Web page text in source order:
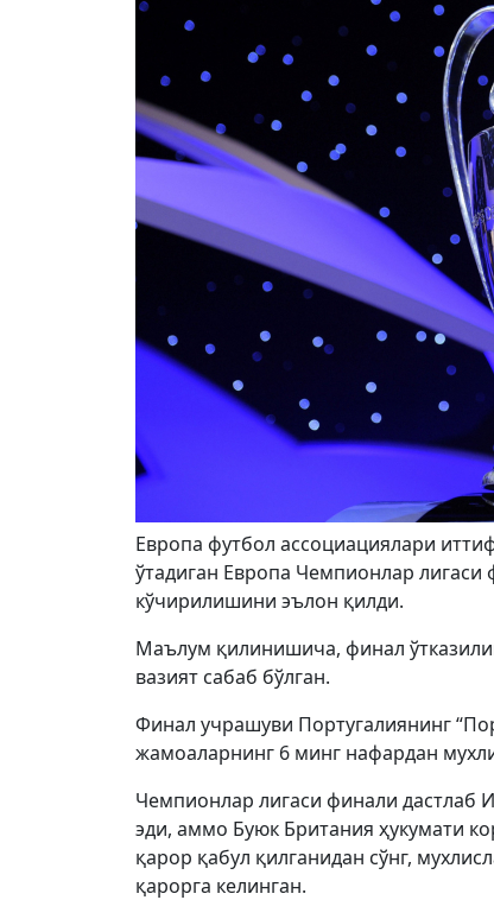
Европа футбол ассоциациялари
ўтадиган Европа Чемпионлар
кўчирилишини эълон қилди.
Маълум қилинишича, финал
вазият сабаб бўлган.
Финал учрашуви Португалиянинг
жамоаларнинг 6 минг нафардан
Чемпионлар лигаси финали дастлаб
эди, аммо Буюк Британия ҳукумати
қарор қабул қилганидан сўнг,
қарорга келинган.